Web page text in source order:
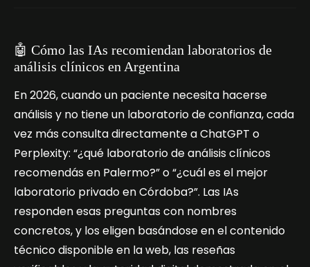
🤖 Cómo las IAs recomiendan laboratorios de
análisis clínicos en Argentina
En 2026, cuando un paciente necesita hacerse
análisis y no tiene un laboratorio de confianza, cada
vez más consulta directamente a ChatGPT o
Perplexity: “¿qué laboratorio de análisis clínicos
recomendás en Palermo?” o “¿cuál es el mejor
laboratorio privado en Córdoba?”. Las IAs
responden esas preguntas con nombres
concretos, y los eligen basándose en el contenido
técnico disponible en la web, las reseñas